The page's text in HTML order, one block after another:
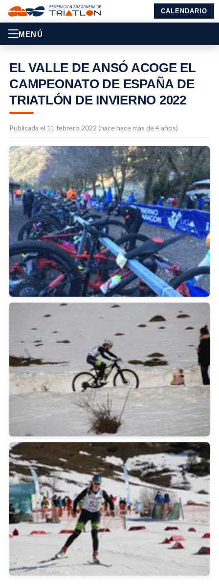
CALENDARIO
MENÚ
EL VALLE DE ANSÓ ACOGE EL
CAMPEONATO DE ESPAÑA DE
TRIATLÓN DE INVIERNO 2022
Publicada el 11 febrero 2022 (hace hace más de 4 años)